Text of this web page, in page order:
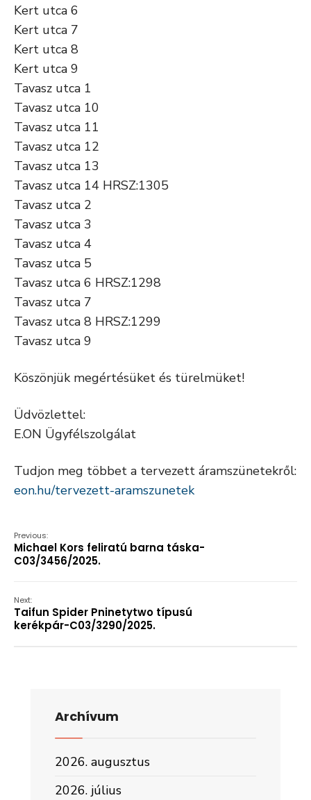
Kert utca 6
Kert utca 7
Kert utca 8
Kert utca 9
Tavasz utca 1
Tavasz utca 10
Tavasz utca 11
Tavasz utca 12
Tavasz utca 13
Tavasz utca 14 HRSZ:1305
Tavasz utca 2
Tavasz utca 3
Tavasz utca 4
Tavasz utca 5
Tavasz utca 6 HRSZ:1298
Tavasz utca 7
Tavasz utca 8 HRSZ:1299
Tavasz utca 9
Köszönjük megértésüket és türelmüket!
Üdvözlettel:
E.ON Ügyfélszolgálat
Tudjon meg többet a tervezett áramszünetekről:
eon.hu/tervezett-aramszunetek
Previous:
Michael Kors feliratú barna táska-
C03/3456/2025.
Next:
Taifun Spider Pninetytwo típusú
kerékpár-C03/3290/2025.
Archívum
2026. augusztus
2026. július